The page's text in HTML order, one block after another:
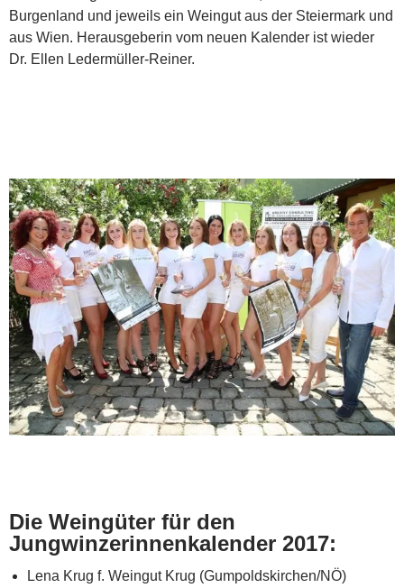
Burgenland und jeweils ein Weingut aus der Steiermark und
aus Wien. Herausgeberin vom neuen Kalender ist wieder
Dr. Ellen Ledermüller-Reiner.
Die Weingüter für den
Jungwinzerinnenkalender 2017:
Lena Krug f. Weingut Krug (Gumpoldskirchen/NÖ)